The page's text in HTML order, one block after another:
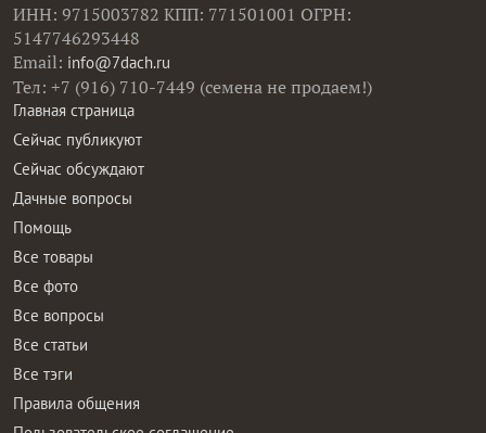
ИНН: 9715003782 КПП: 771501001 ОГРН:
5147746293448
Email: info@7dach.ru
Тел: +7 (916) 710-7449 (семена не продаем!)
Главная страница
Сейчас публикуют
Сейчас обсуждают
Дачные вопросы
Помощь
Все товары
Все фото
Все вопросы
Все статьи
Все тэги
Правила общения